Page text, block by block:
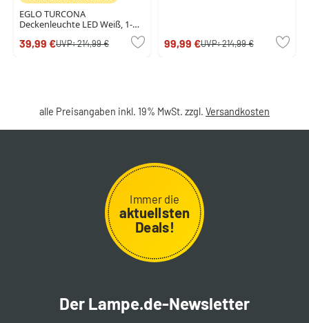
EGLO TURCONA
Deckenleuchte LED Weiß, 1-
39,99 €UVP:214,99 € 99,99 €UVP:214,99 €
alle Preisangaben inkl. 19% MwSt. zzgl. Versandkosten
Immer die
aktuellsten
Deals!
Der Lampe.de-Newsletter